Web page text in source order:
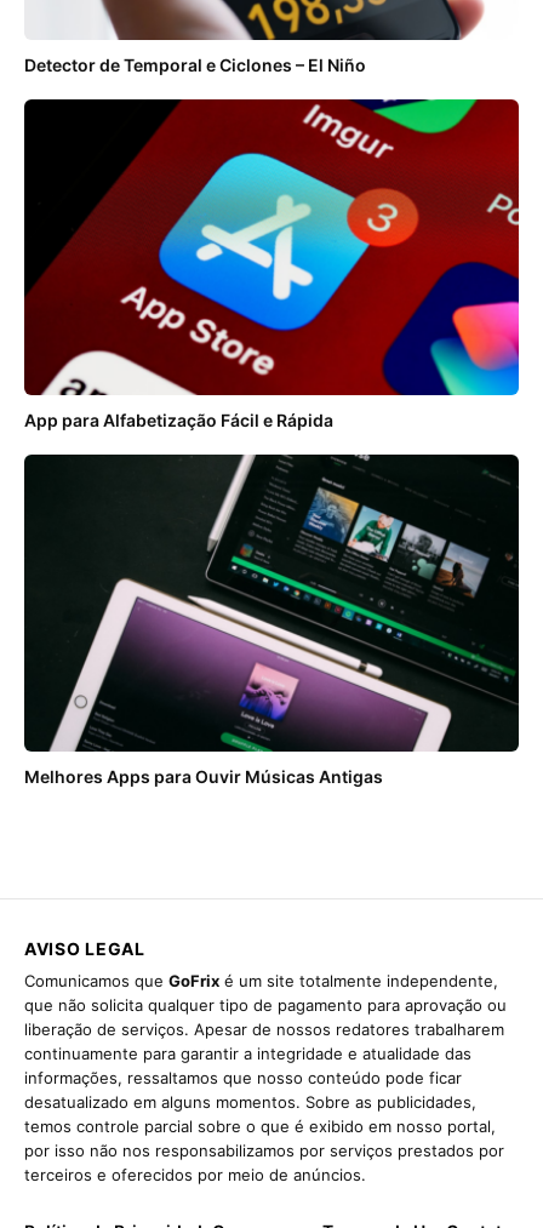
Detector de Temporal e Ciclones – El Niño
App para Alfabetização Fácil e Rápida
Melhores Apps para Ouvir Músicas Antigas
AVISO LEGAL
Comunicamos que GoFrix é um site totalmente independente,
que não solicita qualquer tipo de pagamento para aprovação ou
liberação de serviços. Apesar de nossos redatores trabalharem
continuamente para garantir a integridade e atualidade das
informações, ressaltamos que nosso conteúdo pode ficar
desatualizado em alguns momentos. Sobre as publicidades,
temos controle parcial sobre o que é exibido em nosso portal,
por isso não nos responsabilizamos por serviços prestados por
terceiros e oferecidos por meio de anúncios.